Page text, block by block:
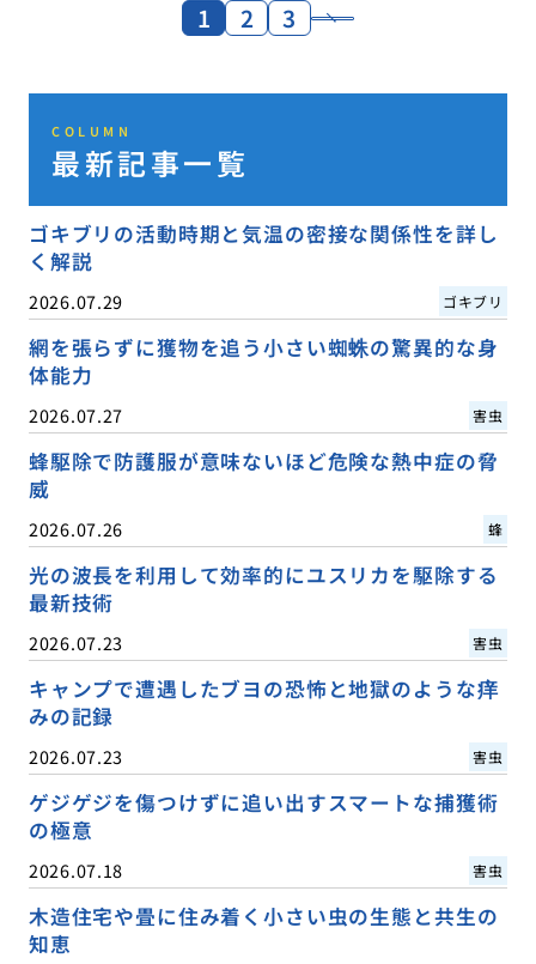
1 2 3
COLUMN
最新記事一覧
ゴキブリの活動時期と気温の密接な関係性を詳し
く解説
2026.07.29 ゴキブリ
網を張らずに獲物を追う小さい蜘蛛の驚異的な身
体能力
2026.07.27 害虫
蜂駆除で防護服が意味ないほど危険な熱中症の脅
威
2026.07.26 蜂
光の波長を利用して効率的にユスリカを駆除する
最新技術
2026.07.23 害虫
キャンプで遭遇したブヨの恐怖と地獄のような痒
みの記録
2026.07.23 害虫
ゲジゲジを傷つけずに追い出すスマートな捕獲術
の極意
2026.07.18 害虫
木造住宅や畳に住み着く小さい虫の生態と共生の
知恵